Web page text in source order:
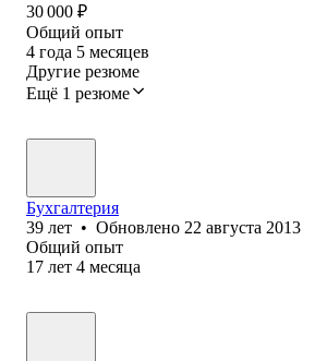
30 000 ₽
Общий опыт
4 года 5 месяцев
Другие резюме
Ещё 1 резюме
Бухгалтерия
39 лет • Обновлено 22 августа 2013
Общий опыт
17 лет 4 месяца